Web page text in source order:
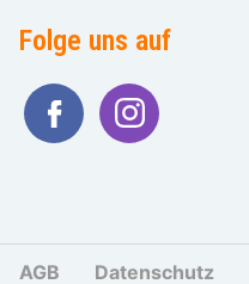
Folge uns auf
AGB Datenschutz